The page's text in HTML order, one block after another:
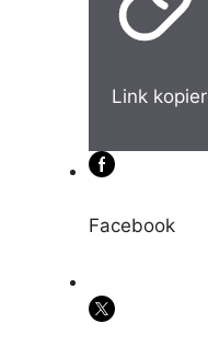
Link
Facebook